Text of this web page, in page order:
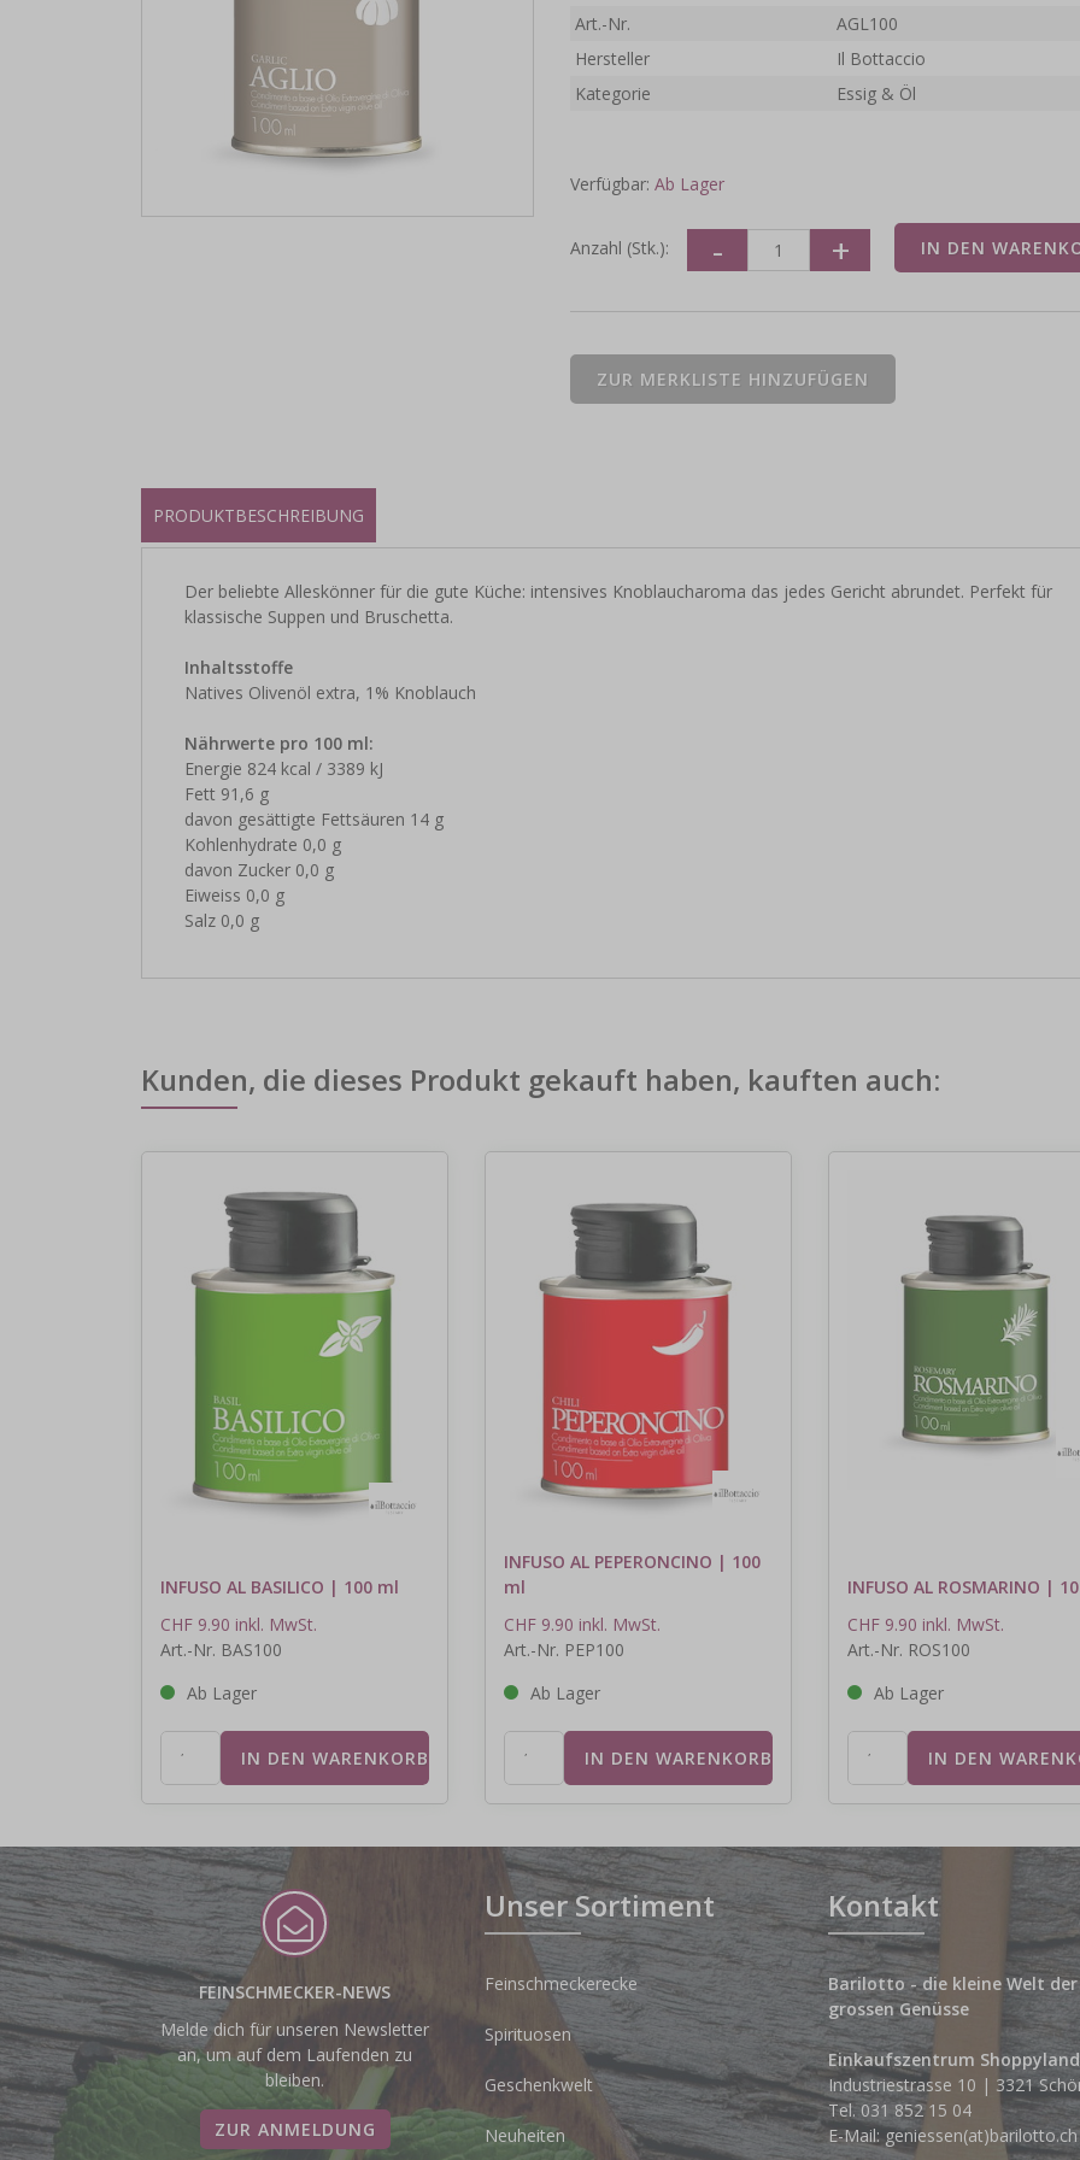
Art.-Nr.
AGL100
Hersteller
Il Bottaccio
Kategorie
Essig & Öl
Verfügbar:Ab Lager
Anzahl (Stk.):
PRODUKTBESCHREIBUNG
Der beliebte Alleskönner für die gute Küche: intensives Knoblaucharoma das jedes Gericht abrundet. Perfekt für
klassische Suppen und Bruschetta.
Inhaltsstoffe
Natives Olivenöl extra, 1% Knoblauch
Nährwerte pro 100 ml:
Energie 824 kcal / 3389 kJ
Fett 91,6 g
davon gesättigte Fettsäuren 14 g
Kohlenhydrate 0,0 g
davon Zucker 0,0 g
Eiweiss 0,0 g
Salz 0,0 g
Kunden, die dieses Produkt gekauft haben, kauften auch:
INFUSO AL BASILICO | 100 ml
CHF 9.90 inkl. MwSt.
Art.-Nr. BAS100
Ab Lager
INFUSO AL PEPERONCINO | 100
ml
CHF 9.90 inkl. MwSt.
Art.-Nr. PEP100
Ab Lager
INFUSO AL ROSMARINO |
CHF 9.90 inkl. MwSt.
Art.-Nr. ROS100
Ab Lager
FEINSCHMECKER-NEWS
Melde dich für unseren Newsletter
an, um auf dem Laufenden zu
bleiben.
ZUR ANMELDUNG
Unser Sortiment
Feinschmeckerecke
Spirituosen
Geschenkwelt
Neuheiten
Kontakt
Barilotto - die kleine Welt der
grossen Genüsse
Einkaufszentrum Shoppyland
Industriestrasse 10 | 3321
Tel. 031 852 15 04
E-Mail: geniessen(at)barilotto.ch